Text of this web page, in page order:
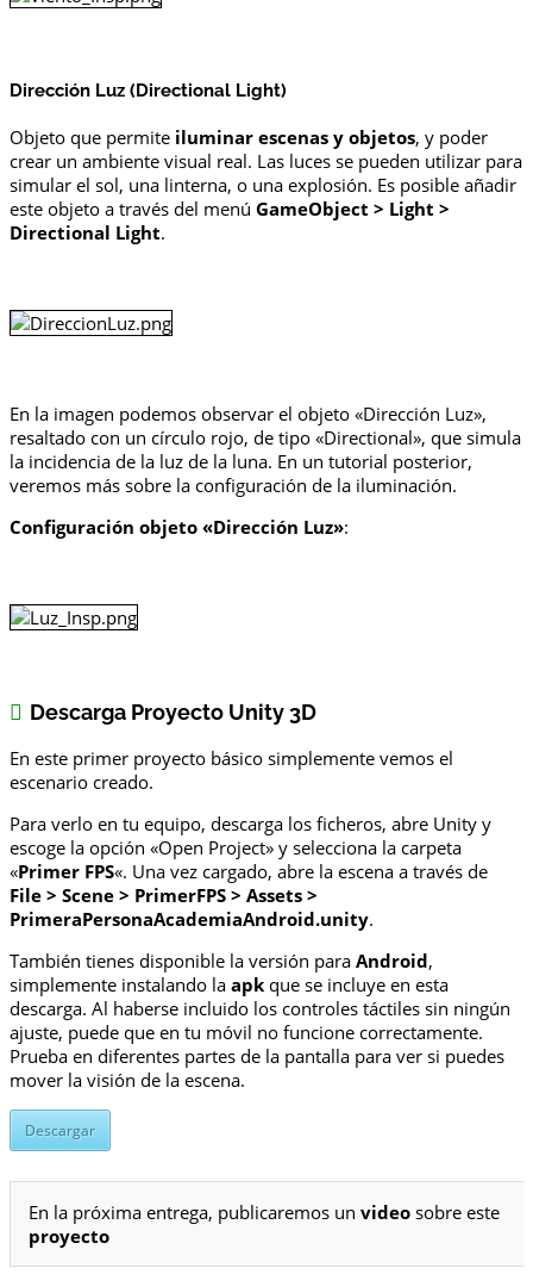
Dirección Luz (Directional Light)
Objeto que permite iluminar escenas y objetos, y poder
crear un ambiente visual real. Las luces se pueden utilizar para
simular el sol, una linterna, o una explosión. Es posible añadir
este objeto a través del menú GameObject > Light >
Directional Light.
En la imagen podemos observar el objeto «Dirección Luz»,
resaltado con un círculo rojo, de tipo «Directional», que simula
la incidencia de la luz de la luna. En un tutorial posterior,
veremos más sobre la configuración de la iluminación.
Configuración objeto «Dirección Luz»:
Descarga Proyecto Unity 3D
En este primer proyecto básico simplemente vemos el
escenario creado.
Para verlo en tu equipo, descarga los ficheros, abre Unity y
escoge la opción «Open Project» y selecciona la carpeta
«Primer FPS«. Una vez cargado, abre la escena a través de
File > Scene > PrimerFPS > Assets >
PrimeraPersonaAcademiaAndroid.unity.
También tienes disponible la versión para Android,
simplemente instalando la apk que se incluye en esta
descarga. Al haberse incluido los controles táctiles sin ningún
ajuste, puede que en tu móvil no funcione correctamente.
Prueba en diferentes partes de la pantalla para ver si puedes
mover la visión de la escena.
Descargar
En la próxima entrega, publicaremos un video sobre este
proyecto